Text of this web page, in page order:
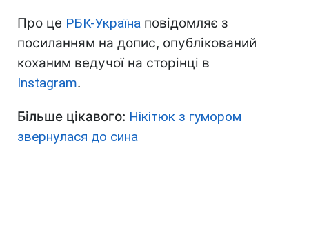
Про це РБК-Україна повідомляє з
посиланням на допис, опублікований
коханим ведучої на сторінці в
Instagram.
Більше цікавого: Нікітюк з гумором
звернулася до сина